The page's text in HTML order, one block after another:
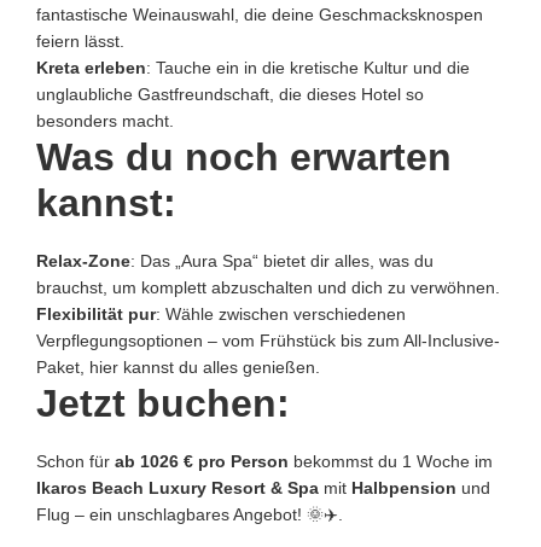
fantastische Weinauswahl, die deine Geschmacksknospen
feiern lässt.
Kreta erleben: Tauche ein in die kretische Kultur und die
unglaubliche Gastfreundschaft, die dieses Hotel so
besonders macht.
Was du noch erwarten
kannst:
Relax-Zone: Das „Aura Spa“ bietet dir alles, was du
brauchst, um komplett abzuschalten und dich zu verwöhnen.
Flexibilität pur: Wähle zwischen verschiedenen
Verpflegungsoptionen – vom Frühstück bis zum All-Inclusive-
Paket, hier kannst du alles genießen.
Jetzt buchen:
Schon für ab 1026 € pro Person bekommst du 1 Woche im
Ikaros Beach Luxury Resort & Spa mit Halbpension und
Flug – ein unschlagbares Angebot! 🌞✈️.